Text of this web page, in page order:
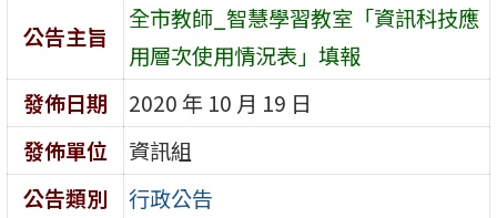
公告主旨
全市教師_智慧學習教室「資訊科技應
用層次使用情況表」填報
發佈日期
2020 年 10 月 19 日
發佈單位
資訊組
公告類別
行政公告